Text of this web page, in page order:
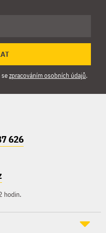
zpracováním osobních údajů.
626
hodin.